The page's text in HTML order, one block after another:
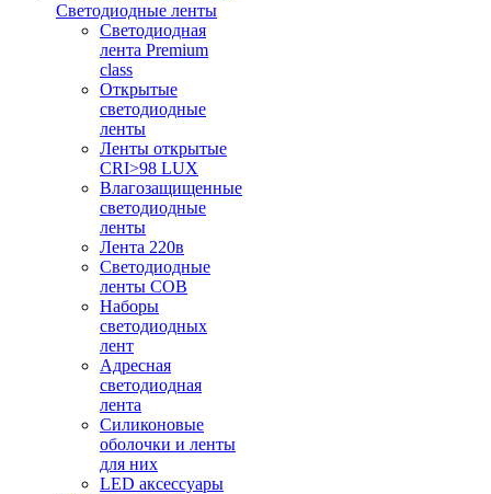
Светодиодные ленты
Светодиодная
лента Premium
class
Открытые
светодиодные
ленты
Ленты открытые
CRI>98 LUX
Влагозащищенные
светодиодные
ленты
Лента 220в
Светодиодные
ленты COB
Наборы
светодиодных
лент
Адресная
светодиодная
лента
Силиконовые
оболочки и ленты
для них
LED аксессуары